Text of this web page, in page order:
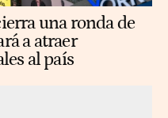
una ronda de
a atraer
al país